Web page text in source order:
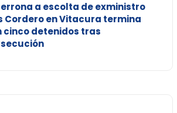
a escolta de exministro
Cordero en Vitacura termina
cinco detenidos tras